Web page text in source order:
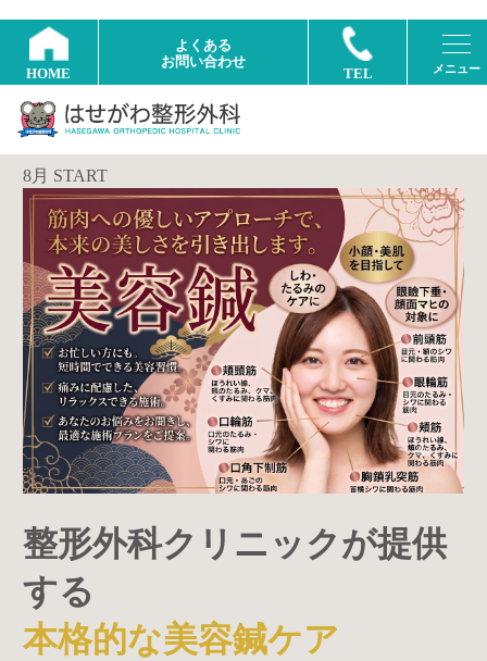
HOME
よくある
お問い合わせ
TEL
8月 START
整形外科クリニックが提供
する
本格的な美容鍼ケア